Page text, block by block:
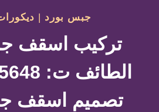
جبس بورد |
تركيب اسقف
تصميم اسقف